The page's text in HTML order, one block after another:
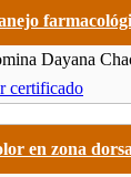
Dayana
certificado
en zona